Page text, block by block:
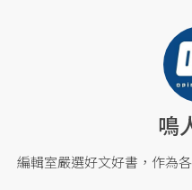
鳴
編輯室嚴選好文好書，作為